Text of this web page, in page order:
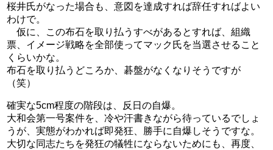
桜井氏がなった場合も、意図を達成すれば辞任すればよい
わけで。
仮に、この布石を取り払うすべがあるとすれば、組織
票、イメージ戦略を全部使ってマック氏を当選させること
くらいかな。
布石を取り払うどころか、碁盤がなくなりそうですが
（笑）
確実な5cm程度の階段は、反日の自爆。
大和会第一号案件を、冷や汗書きながら待っているでしょ
うが、実態がわかれば即発狂、勝手に自爆しそうですな。
大切な同志たちを発狂の犠牲にならないためにも、再度、